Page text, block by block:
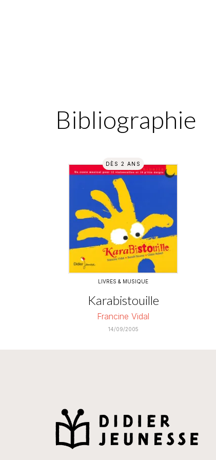
Bibliographie
DÈS 2 ANS
LIVRES & MUSIQUE
Karabistouille
Francine Vidal
14/09/2005